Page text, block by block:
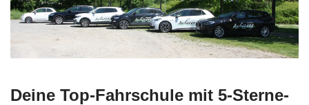
Deine Top-Fahrschule mit 5-Sterne-